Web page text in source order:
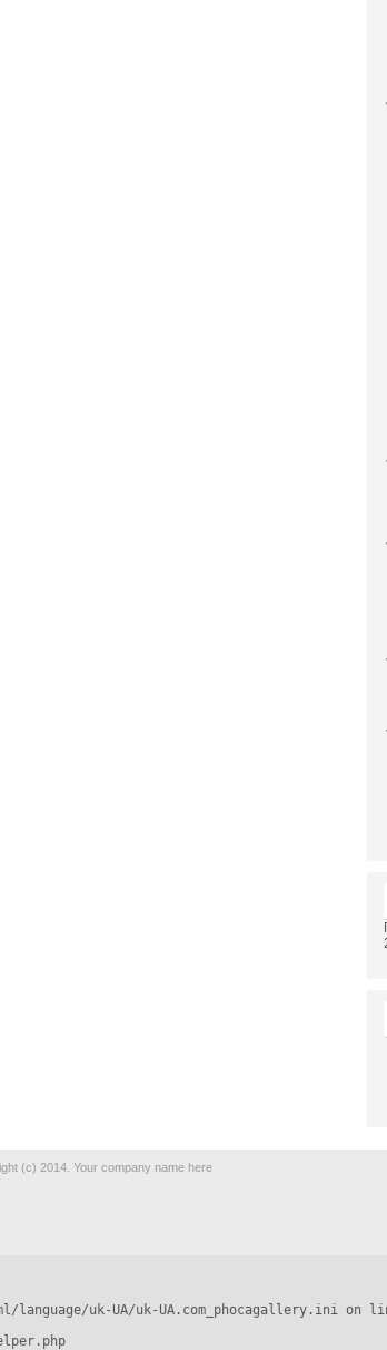
(c) 2014. Your company name here
language/uk-UA/uk-UA.com_phocagallery.ini on